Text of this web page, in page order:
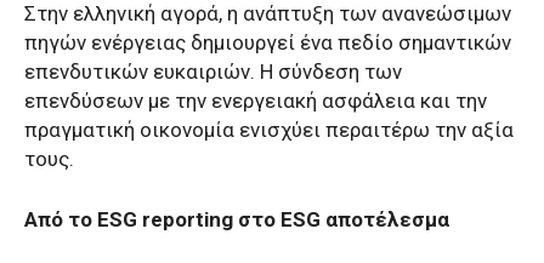
Στην ελληνική αγορά, η ανάπτυξη των ανανεώσιμων
πηγών ενέργειας δημιουργεί ένα πεδίο σημαντικών
επενδυτικών ευκαιριών. Η σύνδεση των
επενδύσεων με την ενεργειακή ασφάλεια και την
πραγματική οικονομία ενισχύει περαιτέρω την αξία
τους.
Από το ESG reporting στο ESG αποτέλεσμα